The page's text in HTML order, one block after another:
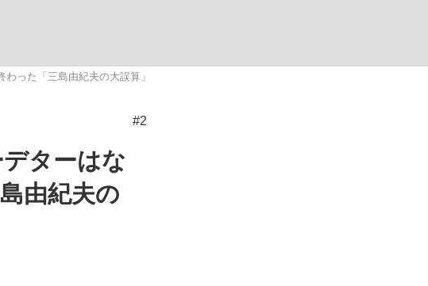
った「三島由紀夫の大誤算」
#2
ターはな
由紀夫の